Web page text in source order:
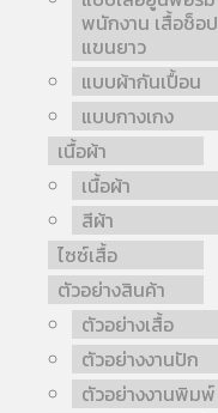
พนักงาน เสื้อช็อป
แขนยาว
แบบผ้ากันเปื้อน
แบบกางเกง
เนื้อผ้า
เนื้อผ้า
สีผ้า
ไซซ์เสื้อ
ตัวอย่างสินค้า
ตัวอย่างเสื้อ
ตัวอย่างงานปัก
ตัวอย่างงานพิมพ์